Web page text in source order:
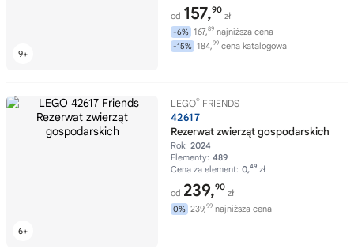
od 157,90
zł
-6% 167,89 najniższa cena
-15% 184,99 cena katalogowa
LEGO® FRIENDS
42617
Rezerwat zwierząt gospodarskich
Rok: 2024
Elementy: 489
Cena za element: 0,49 zł
od 239,90
zł
0% 239,99 najniższa cena